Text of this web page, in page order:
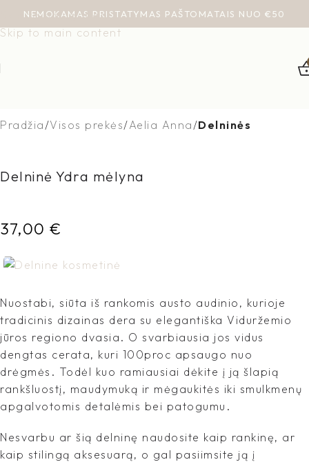
Skip to navigation
Skip to main content
NEMOKAMAS PRISTATYMAS PAŠTOMATAIS NUO €50
Pradžia Visos prekės Aelia Anna Delninės
Delninė Ydra mėlyna
37,00 €
Nuostabi, siūta iš rankomis austo audinio, kurioje
tradicinis dizainas dera su elegantiška Viduržemio
jūros regiono dvasia. O svarbiausia jos vidus
dengtas cerata, kuri 100proc apsaugo nuo
drėgmės. Todėl kuo ramiausiai dėkite į ją šlapią
rankšluostį, maudymuką ir mėgaukitės iki smulkmenų
apgalvotomis detalėmis bei patogumu.
Nesvarbu ar šią delninę naudosite kaip rankinę, ar
kaip stilingą aksesuarą, o gal pasiimsite ją į